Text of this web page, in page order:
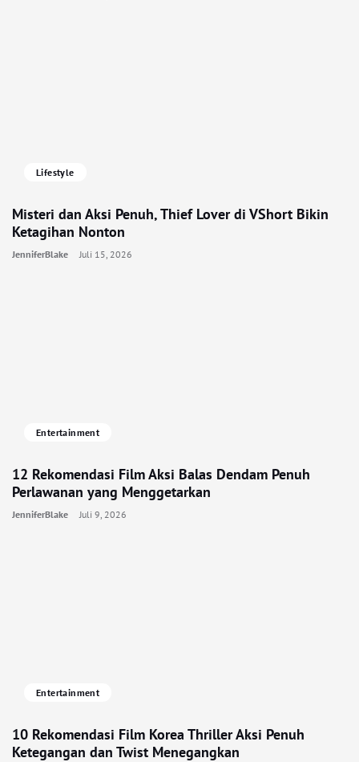
Lifestyle
Misteri dan Aksi Penuh, Thief Lover di VShort Bikin
Ketagihan Nonton
JenniferBlake Juli 15, 2026
Entertainment
12 Rekomendasi Film Aksi Balas Dendam Penuh
Perlawanan yang Menggetarkan
JenniferBlake Juli 9, 2026
Entertainment
10 Rekomendasi Film Korea Thriller Aksi Penuh
Ketegangan dan Twist Menegangkan